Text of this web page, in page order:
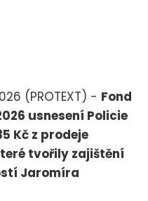
(PROTEXT) - Fond
usnesení Policie
Kč z prodeje
tvořily zajištění
Jaromíra